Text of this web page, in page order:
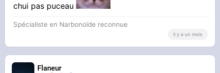
chui pas puceau
Spécialiste en Narbonoïde reconnue
il y a un mois
Flaneur